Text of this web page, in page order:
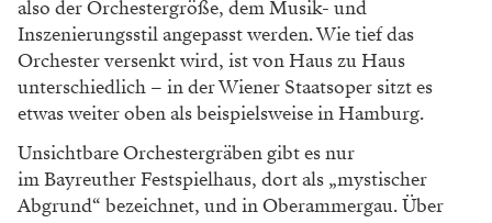
also der Orchestergröße, dem Musik- und
Inszenierungsstil angepasst werden. Wie tief das
Orchester versenkt wird, ist von Haus zu Haus
unterschiedlich – in der Wiener Staatsoper sitzt es
etwas weiter oben als beispielsweise in Hamburg.
Unsichtbare Orchestergräben gibt es nur
im Bayreuther Festspielhaus, dort als „mystischer
Abgrund“ bezeichnet, und in Oberammergau. Über